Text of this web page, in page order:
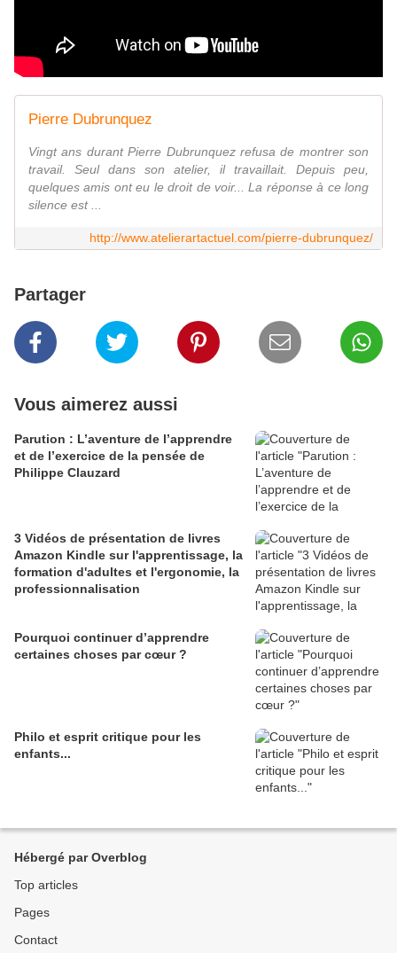
Pierre Dubrunquez
Vingt ans durant Pierre Dubrunquez refusa de montrer son
travail. Seul dans son atelier, il travaillait. Depuis peu,
quelques amis ont eu le droit de voir... La réponse à ce long
silence est ...
http://www.atelierartactuel.com/pierre-dubrunquez/
Partager
Vous aimerez aussi
Parution : L’aventure de l’apprendre
et de l’exercice de la pensée de
Philippe Clauzard
3 Vidéos de présentation de livres
Amazon Kindle sur l'apprentissage, la
formation d'adultes et l'ergonomie, la
professionnalisation
Pourquoi continuer d’apprendre
certaines choses par cœur ?
Philo et esprit critique pour les
enfants...
Hébergé par Overblog
Top articles
Pages
Contact